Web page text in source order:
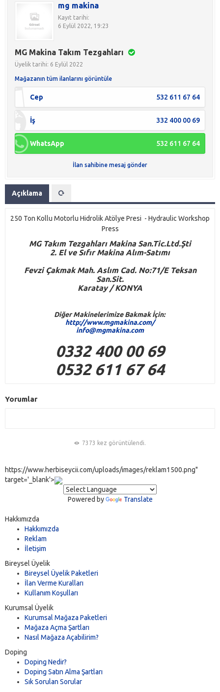
mg makina
Kayıt tarihi:
6 Eylül 2022, 19:23
MG Makina Takım Tezgahları
Üyelik tarihi: 6 Eylül 2022
Mağazanın tüm ilanlarını görüntüle
Cep 532 611 67 64
İş 332 400 00 69
WhatsApp 532 611 67 64
İlan sahibine mesaj gönder
Açıklama
250 Ton Kollu Motorlu Hidrolik Atölye Presi - Hydraulic Workshop
Press
MGTakım Tezgahları Makina San.Tic.Ltd.Şti
2. El ve Sıfır Makina Alım-Satımı
Fevzi Çakmak Mah. Aslım Cad. No:71/E Teksan
San.Sit.
Karatay / KONYA
Diğer Makinelerimize Bakmak İçin:
http://www.mgmakina.com/
info@mgmakina.com
0332 400 00 69
0532 611 67 64
Yorumlar
7373 kez görüntülendi.
https://www.herbiseycii.com/uploads/images/reklam1500.png"
target='_blank'>
Powered by Translate
Hakkımızda
Hakkımızda
Reklam
İletişim
Bireysel Üyelik
Bireysel Üyelik Paketleri
İlan Verme Kuralları
Kullanım Koşulları
Kurumsal Üyelik
Kurumsal Mağaza Paketleri
Mağaza Açma Şartları
Nasıl Mağaza Açabilirim?
Doping
Doping Nedir?
Doping Satın Alma Şartları
Sık Sorulan Sorular